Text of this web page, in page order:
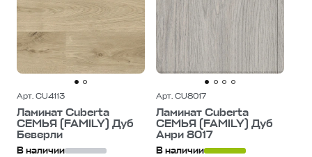
Арт. CU4113
Ламинат Cuberta
СЕМЬЯ (FAMILY) Дуб
Беверли
В наличии
Арт. CU8017
Ламинат Cuberta
СЕМЬЯ (FAMILY) Дуб
Анри 8017
В наличии